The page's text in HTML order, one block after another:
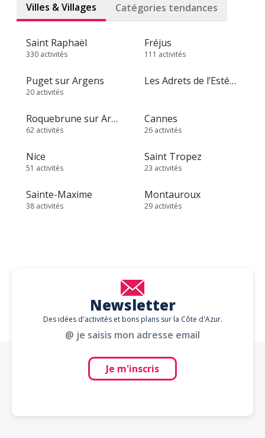
Villes & Villages Catégories tendances
Saint Raphaël
330 activités
Fréjus
111 activités
Puget sur Argens
20 activités
Les Adrets de l’Estérel
Roquebrune sur Argens
62 activités
Cannes
26 activités
Nice
51 activités
Saint Tropez
23 activités
Sainte-Maxime
38 activités
Montauroux
29 activités
Newsletter
Des idées d'activités et bons plans sur la Côte d'Azur.
@ je saisis mon adresse email
Je m'inscris